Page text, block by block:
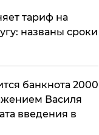
тариф на
названы сроки
банкнота 2000
Василя
введения в